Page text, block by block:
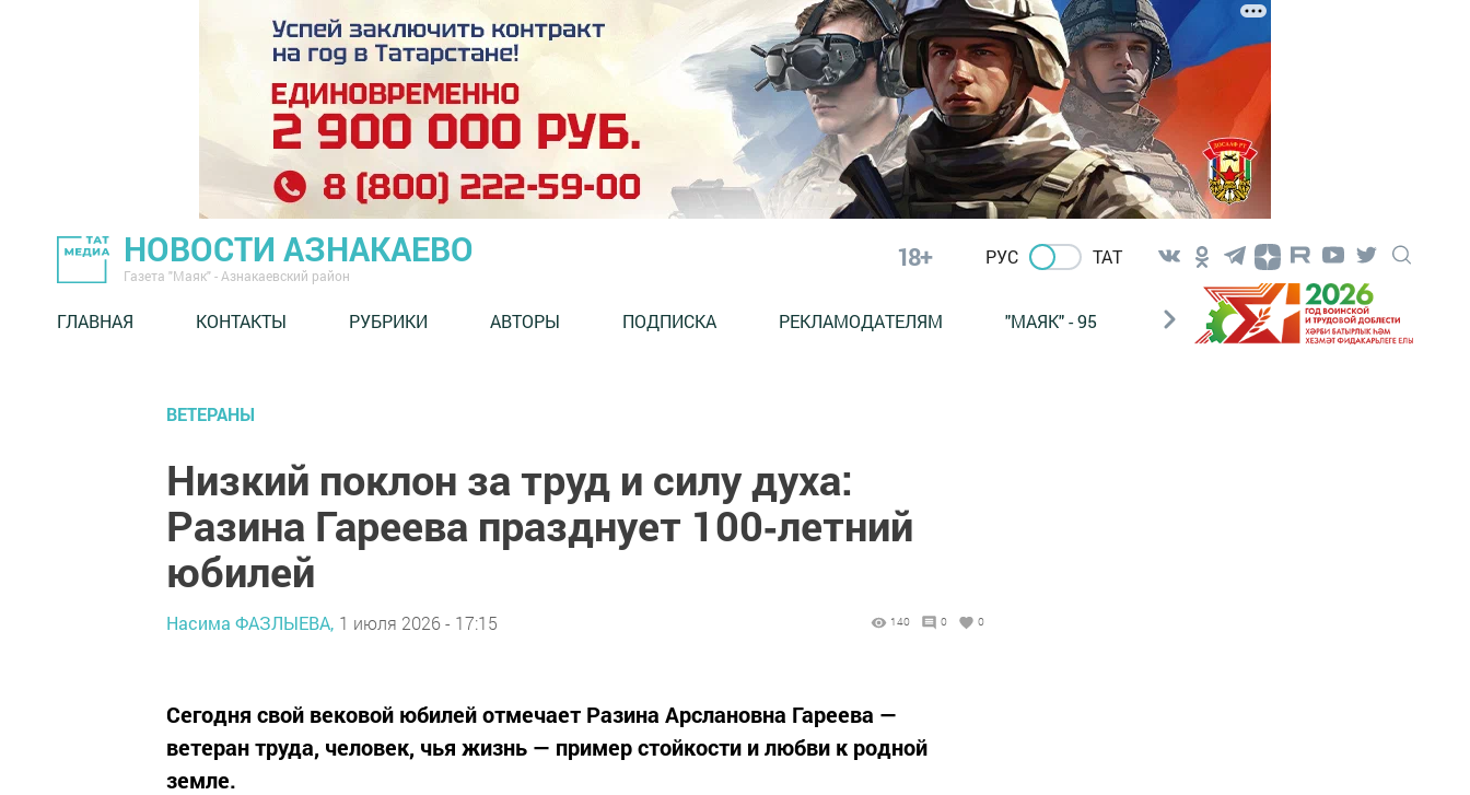
НОВОСТИ АЗНАКАЕВО
Газета "Маяк" - Азнакаевский район
18+ РУС ТАТ
ГЛАВНАЯ КОНТАКТЫ РУБРИКИ АВТОРЫ ПОДПИСКА РЕКЛАМОДАТЕЛЯМ "МАЯК" - 95 "ГУЛЬСТАН" НАШ ПОЧТАЛЬОН
ВЕТЕРАНЫ
Низкий поклон за труд и силу духа:
Разина Гареева празднует 100‑летний
юбилей
Насима ФАЗЛЫЕВА, 1 июля 2026 - 17:15 140 0 0
Сегодня свой вековой юбилей отмечает Разина Арслановна Гареева —
ветеран труда, человек, чья жизнь — пример стойкости и любви к родной
земле.